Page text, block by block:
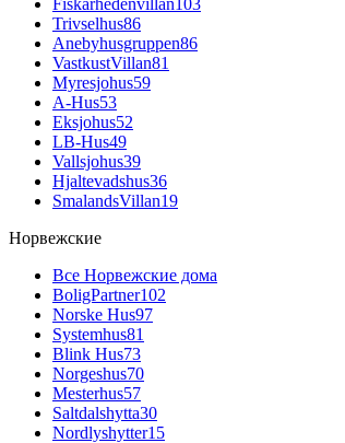
Fiskarhedenvillan103
Trivselhus86
Anebyhusgruppen86
VastkustVillan81
Myresjohus59
A-Hus53
Eksjohus52
LB-Hus49
Vallsjohus39
Hjaltevadshus36
SmalandsVillan19
Норвежские
Все Норвежские дома
BoligPartner102
Norske Hus97
Systemhus81
Blink Hus73
Norgeshus70
Mesterhus57
Saltdalshytta30
Nordlyshytter15